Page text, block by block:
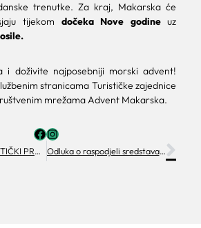
trenutke. Za kraj, Makarska će
tijekom dočeka Nove godineuz
i doživite najposebniji morski advent!
stranicama Turističke zajednice
mrežama Advent Makarska.
OSTVARENI TURISTIČKI PROMET U LISTOPADU I PRVIH DESET MJESECI 2024. Odluka o raspodjeli sredstava za manifestacije sukladno Javnom pozivu